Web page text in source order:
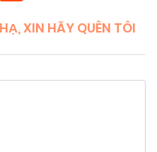
XIN HÃY QUÊN TÔI